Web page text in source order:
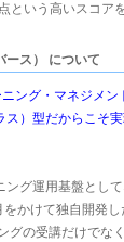
という高いスコア
ス） について
ング・マネジメン
ス）型だからこそ
グ運用基盤とし
かけて独自開発
グの受講だけでな